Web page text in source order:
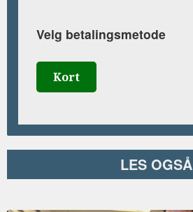
Velg betalingsmetode
Kort
LES OGSÅ